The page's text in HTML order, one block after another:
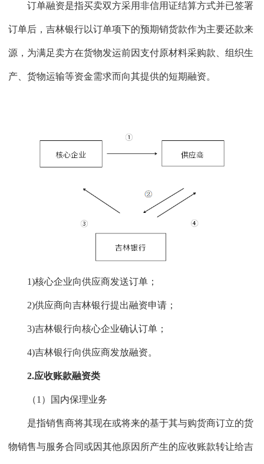
订单融资是指买卖双方采用非信用证结算方式并已签署
订单后，吉林银行以订单项下的预期销货款作为主要还款来
源，为满足卖方在货物发运前因支付原材料采购款、组织生
产、货物运输等资金需求而向其提供的短期融资。
1)核心企业向供应商发送订单；
2)供应商向吉林银行提出融资申请；
3)吉林银行向核心企业确认订单；
4)吉林银行向供应商发放融资。
2.应收账款融资类
（1）国内保理业务
是指销售商将其现在或将来的基于其与购货商订立的货
物销售与服务合同或因其他原因所产生的应收账款转让给吉